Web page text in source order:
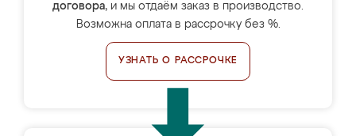
договора, и мы отдаём заказ в производство.
Возможна оплата в рассрочку без %.
УЗНАТЬ О РАССРОЧКЕ